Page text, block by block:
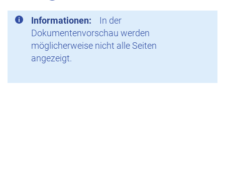
Informationen:
In der
Dokumentenvorschau werden
möglicherweise nicht alle Seiten
angezeigt.